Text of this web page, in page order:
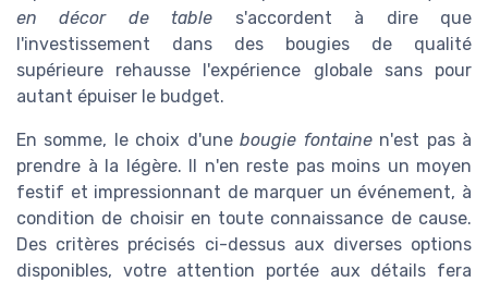
en décor de table s'accordent à dire que
l'investissement dans des bougies de qualité
supérieure rehausse l'expérience globale sans pour
autant épuiser le budget.
En somme, le choix d'unebougie fontainen'est pas à
prendre à la légère. Il n'en reste pas moins un moyen
festif et impressionnant de marquer un événement, à
condition de choisir en toute connaissance de cause.
Des critères précisés ci-dessus aux diverses options
disponibles, votre attention portée aux détails fera